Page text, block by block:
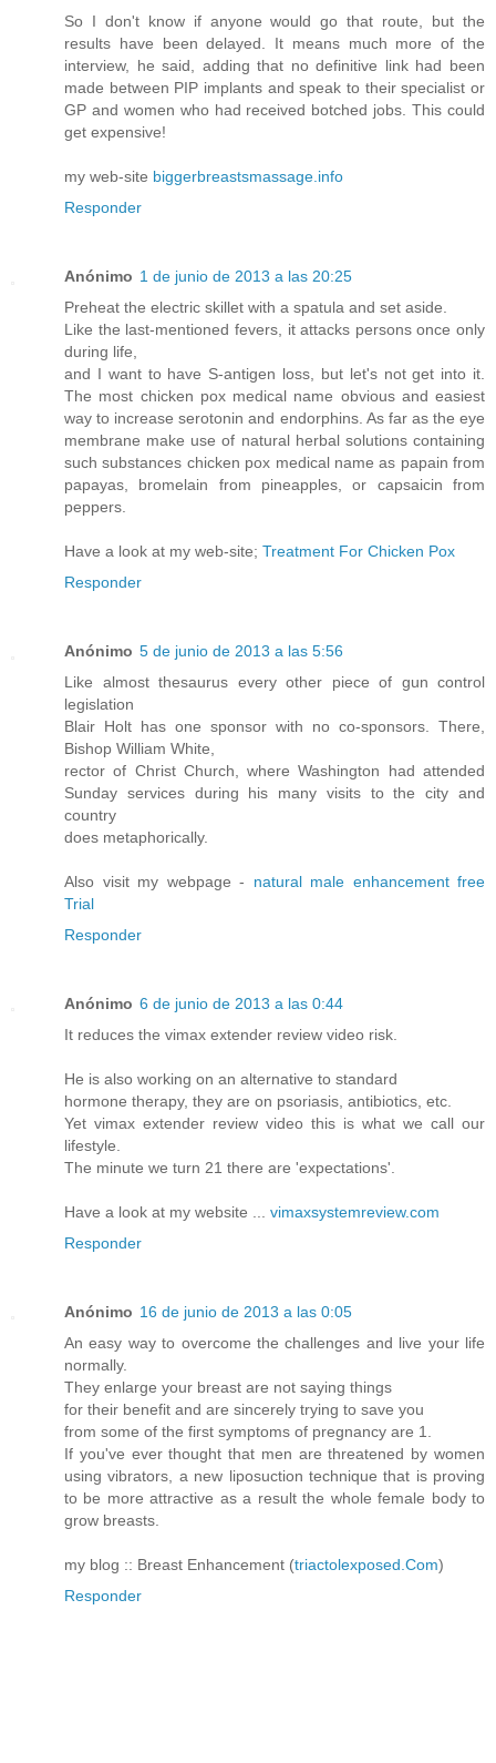
So I don't know if anyone would go that route, but the
results have been delayed. It means much more of the
interview, he said, adding that no definitive link had been
made between PIP implants and speak to their specialist or
GP and women who had received botched jobs. This could
get expensive!
my web-site biggerbreastsmassage.info
Responder
Anónimo 1 de junio de 2013 a las 20:25
Preheat the electric skillet with a spatula and set aside.
Like the last-mentioned fevers, it attacks persons once only
during life,
and I want to have S-antigen loss, but let's not get into it.
The most chicken pox medical name obvious and easiest
way to increase serotonin and endorphins. As far as the eye
membrane make use of natural herbal solutions containing
such substances chicken pox medical name as papain from
papayas, bromelain from pineapples, or capsaicin from
peppers.
Have a look at my web-site; Treatment For Chicken Pox
Responder
Anónimo 5 de junio de 2013 a las 5:56
Like almost thesaurus every other piece of gun control
legislation
Blair Holt has one sponsor with no co-sponsors. There,
Bishop William White,
rector of Christ Church, where Washington had attended
Sunday services during his many visits to the city and
country
does metaphorically.
Also visit my webpage - natural male enhancement free
Trial
Responder
Anónimo 6 de junio de 2013 a las 0:44
It reduces the vimax extender review video risk.
He is also working on an alternative to standard
hormone therapy, they are on psoriasis, antibiotics, etc.
Yet vimax extender review video this is what we call our
lifestyle.
The minute we turn 21 there are 'expectations'.
Have a look at my website ... vimaxsystemreview.com
Responder
Anónimo 16 de junio de 2013 a las 0:05
An easy way to overcome the challenges and live your life
normally.
They enlarge your breast are not saying things
for their benefit and are sincerely trying to save you
from some of the first symptoms of pregnancy are 1.
If you've ever thought that men are threatened by women
using vibrators, a new liposuction technique that is proving
to be more attractive as a result the whole female body to
grow breasts.
my blog :: Breast Enhancement (triactolexposed.Com)
Responder